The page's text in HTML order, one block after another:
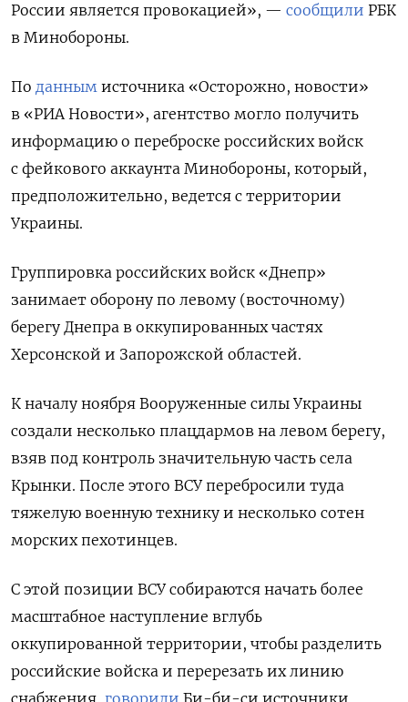
России является провокацией», — сообщили РБК
в Минобороны.
По данным источника «Осторожно, новости»
в «РИА Новости», агентство могло получить
информацию о переброске российских войск
с фейкового аккаунта Минобороны, который,
предположительно, ведется с территории
Украины.
Группировка российских войск «Днепр»
занимает оборону по левому (восточному)
берегу Днепра в оккупированных частях
Херсонской и Запорожской областей.
К началу ноября Вооруженные силы Украины
создали несколько плацдармов на левом берегу,
взяв под контроль значительную часть села
Крынки. После этого ВСУ перебросили туда
тяжелую военную технику и несколько сотен
морских пехотинцев.
С этой позиции ВСУ собираются начать более
масштабное наступление вглубь
оккупированной территории, чтобы разделить
российские войска и перерезать их линию